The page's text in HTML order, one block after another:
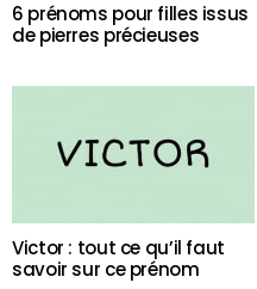
6 prénoms pour filles issus
de pierres précieuses
Victor : tout ce qu’il faut
savoir sur ce prénom